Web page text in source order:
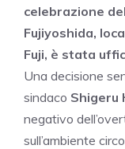
celebrazione
Fujiyoshida,
Fuji, è stata
Una decisione
sindaco Shigeru
negativo
sull’ambiente